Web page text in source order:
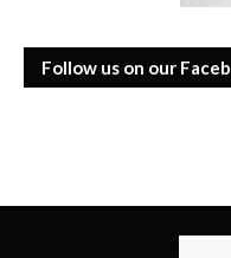
Follow us on our